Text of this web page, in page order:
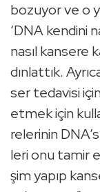
bo­zu­yor ve o
‘DNA ken­di­ni
nasıl kan­se­re
dın­lat­tık.
ser te­da­vi­si
etmek için
re­le­ri­nin
le­ri onu tamir
şim yapıp